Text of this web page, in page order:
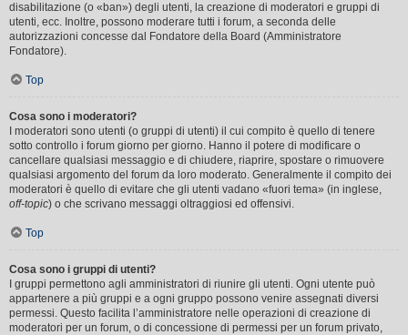
disabilitazione (o «ban») degli utenti, la creazione di moderatori e gruppi di
utenti, ecc. Inoltre, possono moderare tutti i forum, a seconda delle
autorizzazioni concesse dal Fondatore della Board (Amministratore
Fondatore).
Top
Cosa sono i moderatori?
I moderatori sono utenti (o gruppi di utenti) il cui compito è quello di tenere
sotto controllo i forum giorno per giorno. Hanno il potere di modificare o
cancellare qualsiasi messaggio e di chiudere, riaprire, spostare o rimuovere
qualsiasi argomento del forum da loro moderato. Generalmente il compito dei
moderatori è quello di evitare che gli utenti vadano «fuori tema» (in inglese,
off-topic) o che scrivano messaggi oltraggiosi ed offensivi.
Top
Cosa sono i gruppi di utenti?
I gruppi permettono agli amministratori di riunire gli utenti. Ogni utente può
appartenere a più gruppi e a ogni gruppo possono venire assegnati diversi
permessi. Questo facilita l’amministratore nelle operazioni di creazione di
moderatori per un forum, o di concessione di permessi per un forum privato,